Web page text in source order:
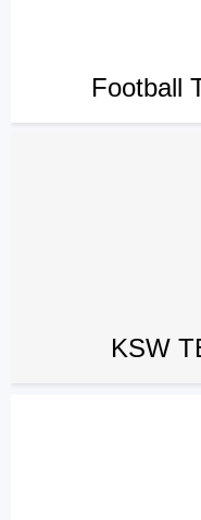
Football
KSW